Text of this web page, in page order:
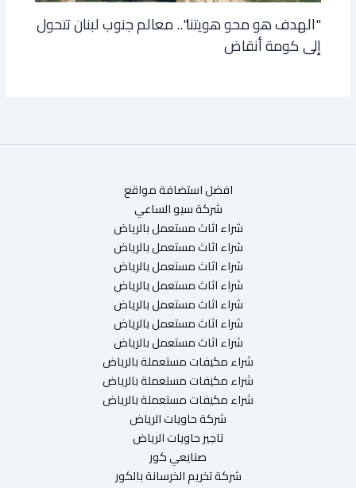
"الهدف هو محو هويتنا".. معالم جنوب لبنان تتحول
إلى كومة أنقاض
افضل استضافة مواقع
شركة سيو الساعي
شراء اثاث مستعمل بالرياض
شراء اثاث مستعمل بالرياض
شراء اثاث مستعمل بالرياض
شراء اثاث مستعمل بالرياض
شراء اثاث مستعمل بالرياض
شراء اثاث مستعمل بالرياض
شراء اثاث مستعمل بالرياض
شراء مكيفات مستعملة بالرياض
شراء مكيفات مستعملة بالرياض
شراء مكيفات مستعملة بالرياض
شركة حاويات الرياض
تاجير حاويات الرياض
صنايعي كور
شركة تخريم الخرسانة بالكور